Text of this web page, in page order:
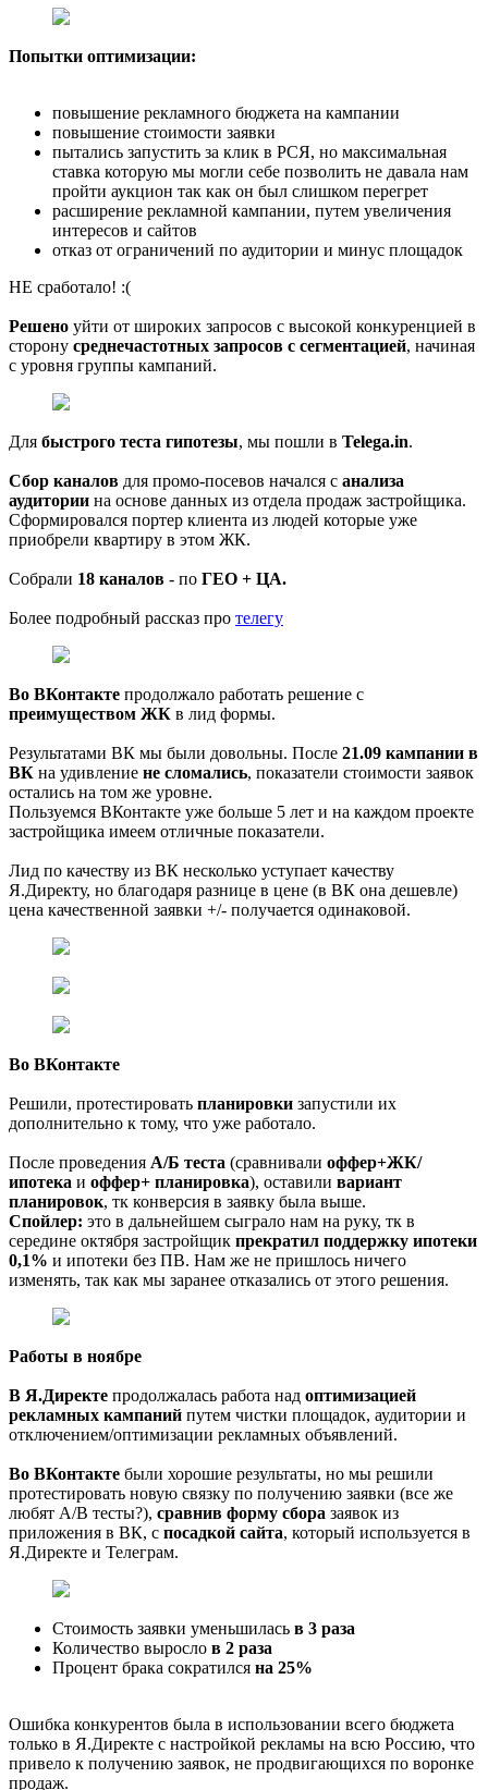
Попытки оптимизации:
повышение рекламного бюджета на кампании
повышение стоимости заявки
пытались запустить за клик в РСЯ, но максимальная
ставка которую мы могли себе позволить не давала нам
пройти аукцион так как он был слишком перегрет
расширение рекламной кампании, путем увеличения
интересов и сайтов
отказ от ограничений по аудитории и минус площадок
НЕ сработало! :(
Решено уйти от широких запросов с высокой конкуренцией в
сторону среднечастотных запросов с сегментацией, начиная
с уровня группы кампаний.
Для быстрого теста гипотезы, мы пошли в Telega.in.
Сбор каналов для промо-посевов начался с анализа
аудитории на основе данных из отдела продаж застройщика.
Сформировался портер клиента из людей которые уже
приобрели квартиру в этом ЖК.
Собрали 18 каналов - по ГЕО + ЦА.
Более подробный рассказ про телегу
Во ВКонтакте продолжало работать решение с
преимуществом ЖК в лид формы.
Результатами ВК мы были довольны. После 21.09 кампании в
ВК на удивление не сломались, показатели стоимости заявок
остались на том же уровне.
Пользуемся ВКонтакте уже больше 5 лет и на каждом проекте
застройщика имеем отличные показатели.
Лид по качеству из ВК несколько уступает качеству
Я.Директу, но благодаря разнице в цене (в ВК она дешевле)
цена качественной заявки +/- получается одинаковой.
Во ВКонтакте
Решили, протестировать планировки запустили их
дополнительно к тому, что уже работало.
После проведения А/Б теста (сравнивали оффер+ЖК/
ипотека и оффер+ планировка), оставили вариант
планировок, тк конверсия в заявку была выше.
Спойлер: это в дальнейшем сыграло нам на руку, тк в
середине октября застройщик прекратил поддержку ипотеки
0,1% и ипотеки без ПВ. Нам же не пришлось ничего
изменять, так как мы заранее отказались от этого решения.
Работы в ноябре
В Я.Директе продолжалась работа над оптимизацией
рекламных кампаний путем чистки площадок, аудитории и
отключением/оптимизации рекламных объявлений.
Во ВКонтакте были хорошие результаты, но мы решили
протестировать новую связку по получению заявки (все же
любят А/В тесты?), сравнив форму сбора заявок из
приложения в ВК, с посадкой сайта, который используется в
Я.Директе и Телеграм.
Стоимость заявки уменьшилась в 3 раза
Количество выросло в 2 раза
Процент брака сократился на 25%
Ошибка конкурентов была в использовании всего бюджета
только в Я.Директе с настройкой рекламы на всю Россию, что
привело к получению заявок, не продвигающихся по воронке
продаж.